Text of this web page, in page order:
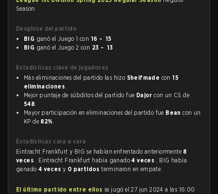
Season.
Desglose del partido
BIG ganó el Juego 1 con 16 - 15
BIG ganó el Juego 2 con 23 - 13
Estadísticas clave de jugadores
Más eliminaciones del partido las hizo Shelfmade con15
eliminaciones.
Mejor puntaje de súbditos del partido fue Dajor con un CS de
548.
Mayor participación en eliminaciones del partido fue Bean con un
KP de 82% .
Estadísticas cara a cara
Eintracht Frankfurt y BIG se habían enfrentado anteriormente 8
veces . Eintracht Frankfurt había ganado4 veces , BIG había
ganado 4 vecesy 0 partidosterminaron en empate.
El último partido entre ellos se jugó el 27 jun 2024 a las 16:00